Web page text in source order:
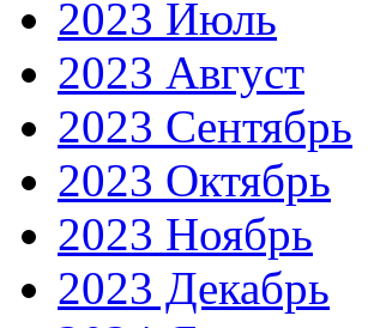
2023 Июль
2023 Август
2023 Сентябрь
2023 Октябрь
2023 Ноябрь
2023 Декабрь